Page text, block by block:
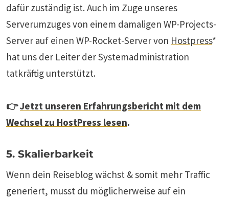
dafür zuständig ist. Auch im Zuge unseres
Serverumzuges von einem damaligen WP-Projects-
Server auf einen WP-Rocket-Server von Hostpress*
hat uns der Leiter der Systemadministration
tatkräftig unterstützt.
👉Jetzt unseren Erfahrungsbericht mit dem
Wechsel zu HostPress lesen.
5. Skalierbarkeit
Wenn dein Reiseblog wächst & somit mehr Traffic
generiert, musst du möglicherweise auf ein